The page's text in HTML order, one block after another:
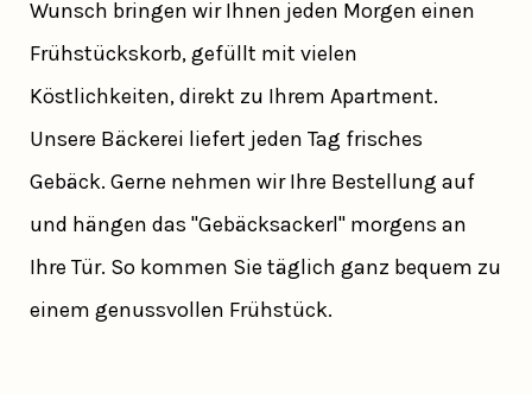
Wunsch bringen wir Ihnen jeden Morgen einen
Frühstückskorb, gefüllt mit vielen
Köstlichkeiten, direkt zu Ihrem Apartment.
Unsere Bäckerei liefert jeden Tag frisches
Gebäck. Gerne nehmen wir Ihre Bestellung auf
und hängen das "Gebäcksackerl" morgens an
Ihre Tür. So kommen Sie täglich ganz bequem zu
einem genussvollen Frühstück.